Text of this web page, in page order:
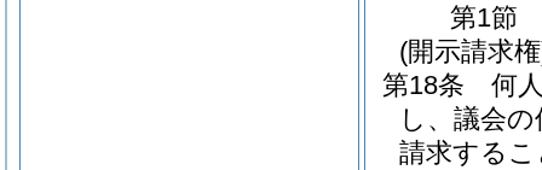
第1節
(開示請求
第18条
何
し、議会
請求する